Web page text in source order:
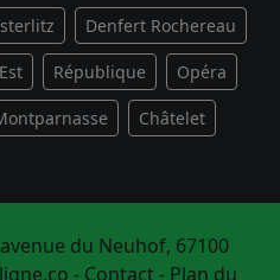
Denfert Rochereau
République Opéra
Châtelet
du Neuhof, 67100
- Contact- Plan du